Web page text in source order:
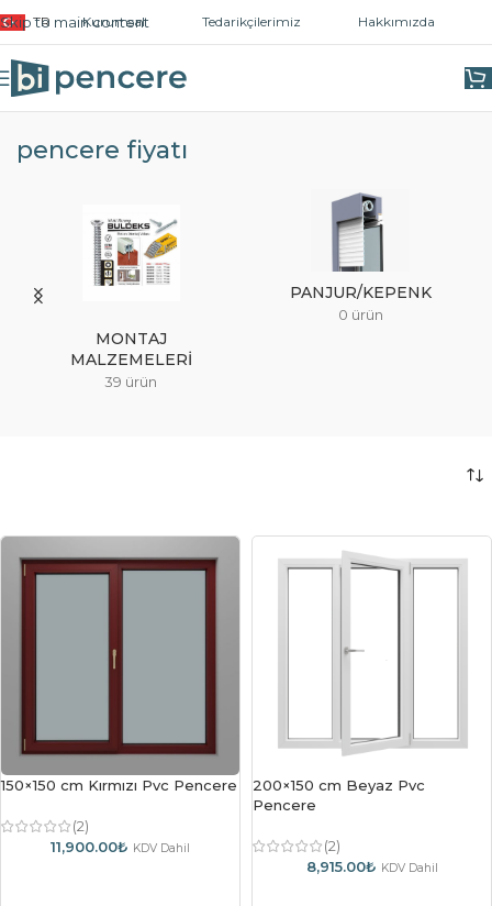
Skip to main content
TR Kurumsal Tedarikçilerimiz Hakkımızda
Ana Sayfa
pencere fiyatı
MONTAJ
MALZEMELERI
39 ürün
PANJUR/KEPENK
0 ürün
150×150 cm Kırmızı Pvc Pencere
(2)
11,900.00₺ KDV Dahil
200×150 cm Beyaz Pvc
Pencere
(2)
8,915.00₺ KDV Dahil